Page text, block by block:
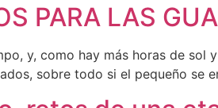
PARA LAS
y, como hay más horas de sol
sobre todo si el pequeño se